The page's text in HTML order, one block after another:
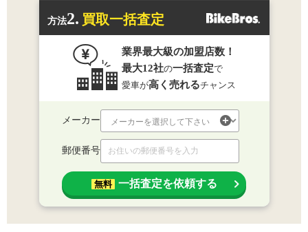
方法2. 買取一括査定
業界最大級の加盟店数！
最大12社の一括査定で
愛車が高く売れるチャンス
メーカー
郵便番号
無料 一括査定を依頼する